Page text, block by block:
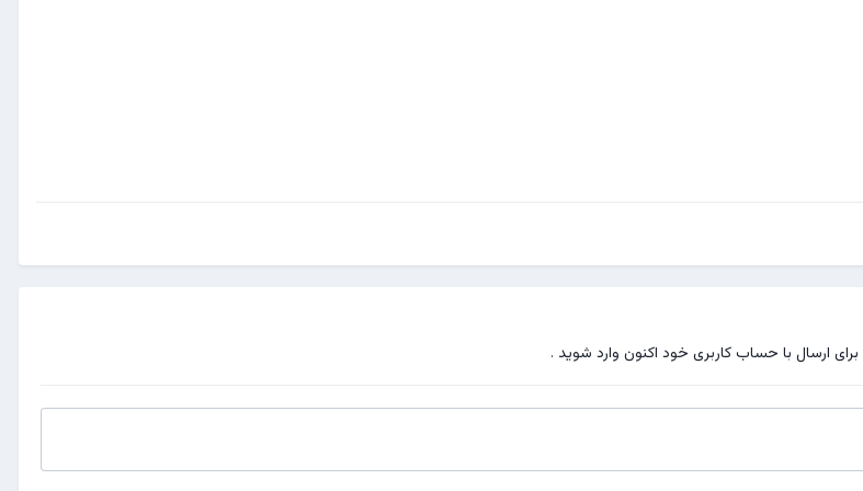
برای ارسال با حساب کاربری خود اکنون وارد شوید .